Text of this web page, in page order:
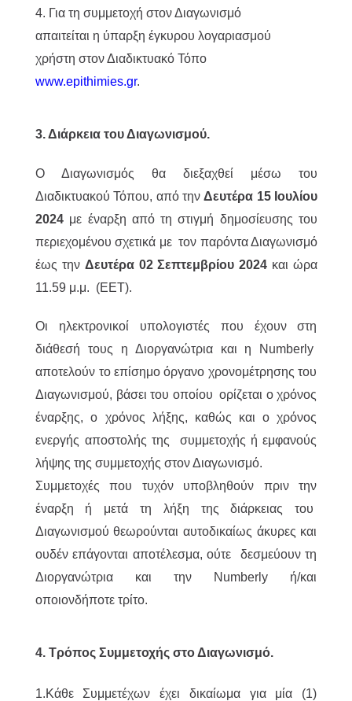
4. Για τη συμμετοχή στον Διαγωνισμό
απαιτείται η ύπαρξη έγκυρου λογαριασμού
χρήστη στον Διαδικτυακό Τόπο
www.epithimies.gr.
3. Διάρκεια του Διαγωνισμού.
Ο Διαγωνισμός θα διεξαχθεί μέσω του
Διαδικτυακού Τόπου, από τηνΔευτέρα 15 Ιουλίου
2024 με έναρξη από τη στιγμή δημοσίευσης του
περιεχομένου σχετικά με τον παρόντα Διαγωνισμό
έως την Δευτέρα 02 Σεπτεμβρίου 2024 και ώρα
11.59 μ.μ. (EET).
Οι ηλεκτρονικοί υπολογιστές που έχουν στη
διάθεσή τους η Διοργανώτρια και η Numberly
αποτελούν το επίσημο όργανο χρονομέτρησης του
Διαγωνισμού, βάσει του οποίου ορίζεται ο χρόνος
έναρξης, ο χρόνος λήξης, καθώς και ο χρόνος
ενεργής αποστολής της συμμετοχής ή εμφανούς
λήψης της συμμετοχής στον Διαγωνισμό.
Συμμετοχές που τυχόν υποβληθούν πριν την
έναρξη ή μετά τη λήξη της διάρκειας του
Διαγωνισμού θεωρούνται αυτοδικαίως άκυρες και
ουδέν επάγονται αποτέλεσμα, ούτε δεσμεύουν τη
Διοργανώτρια και την Numberly ή/και
οποιονδήποτε τρίτο.
4. Τρόπος Συμμετοχής στο Διαγωνισμό.
1.Κάθε Συμμετέχων έχει δικαίωμα για μία (1)